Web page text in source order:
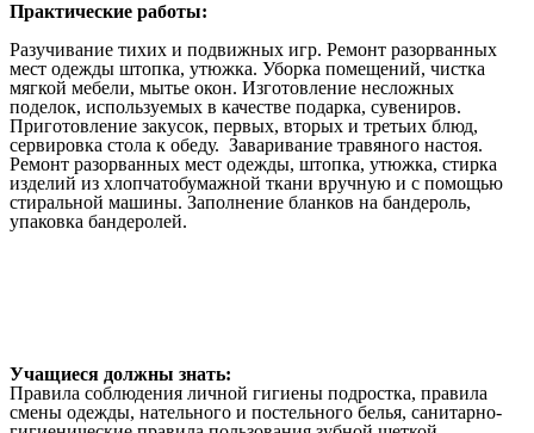
Практические работы:
Разучивание тихих и подвижных игр. Ремонт разорванных
мест одежды штопка, утюжка. Уборка помещений, чистка
мягкой мебели, мытье окон. Изготовление несложных
поделок, используемых в качестве подарка, сувениров.
Приготовление закусок, первых, вторых и третьих блюд,
сервировка стола к обеду. Заваривание травяного настоя.
Ремонт разорванных мест одежды, штопка, утюжка, стирка
изделий из хлопчатобумажной ткани вручную и с помощью
стиральной машины. Заполнение бланков на бандероль,
упаковка бандеролей.
Учащиеся должны знать:
Правила соблюдения личной гигиены подростка, правила
смены одежды, нательного и постельного белья, санитарно-